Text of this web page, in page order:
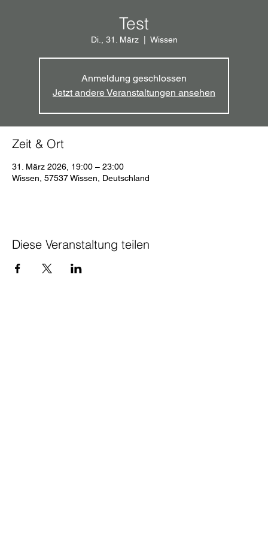
Test
Di., 31. März
  |
Wissen
Anmeldung geschlossen
Jetzt andere Veranstaltungen ansehen
Zeit & Ort
31. März 2026, 19:00 – 23:00
Wissen, 57537 Wissen, Deutschland
Diese Veranstaltung teilen